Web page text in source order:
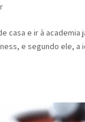
e ir à
e segundo ele,